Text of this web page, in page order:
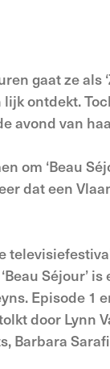
gaat ze als
ontdekt.
avond van
om ‘Beau
dat een
Séjour’
Episode 1
door Lynn
Barbara